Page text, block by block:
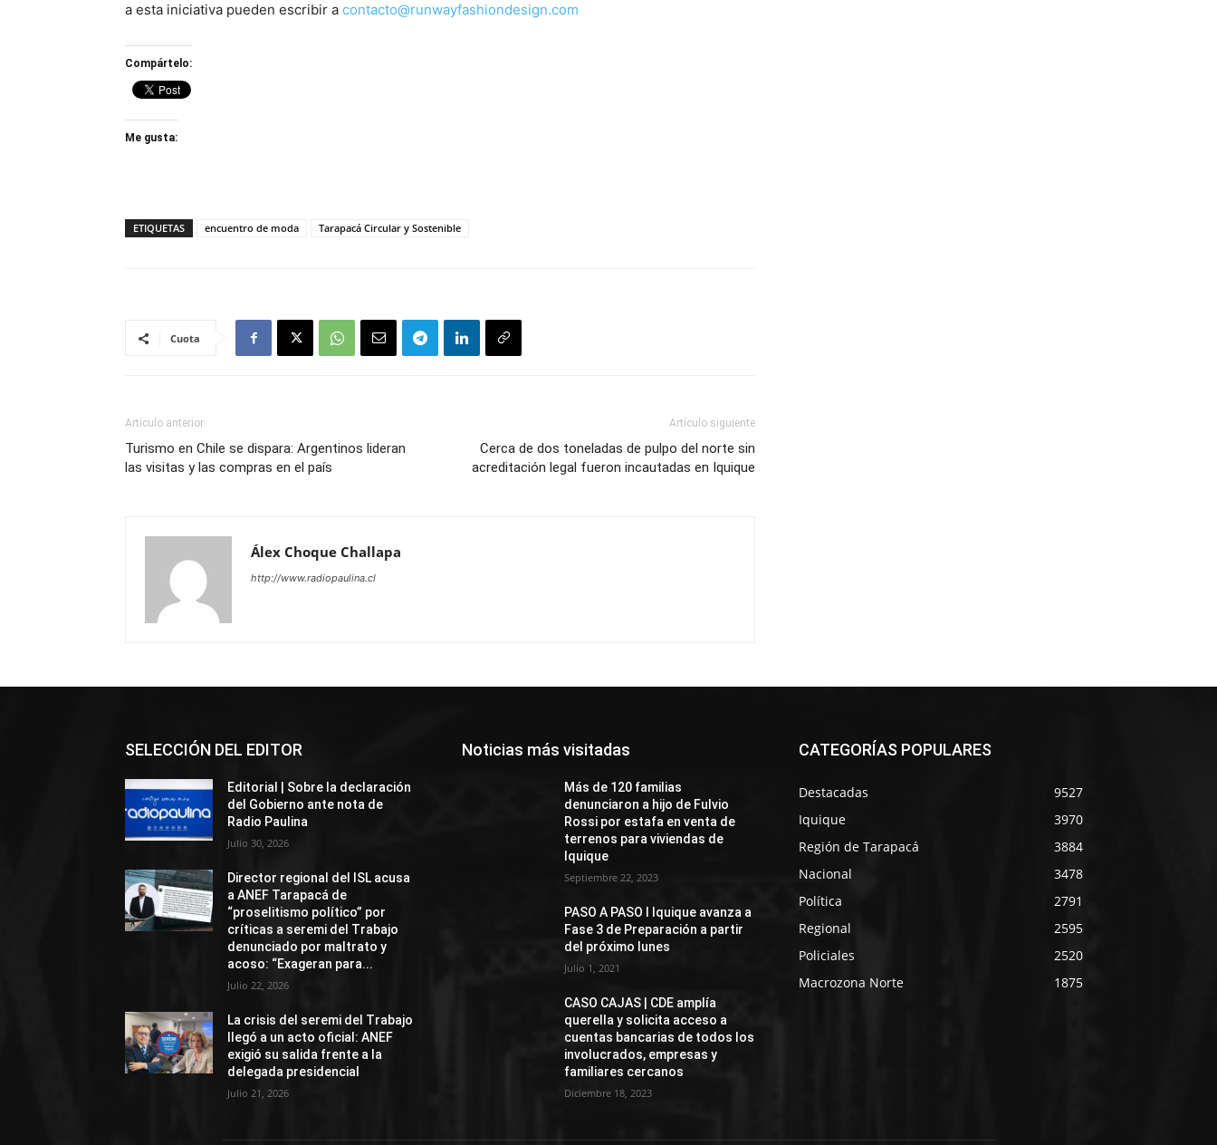
a esta iniciativa pueden escribir a contacto@runwayfashiondesign.com
Compártelo:
Me gusta:
ETIQUETAS encuentro de moda Tarapacá Circular y Sostenible
Cuota
Artículo anterior
Turismo en Chile se dispara: Argentinos lideran
las visitas y las compras en el país
Artículo siguiente
Cerca de dos toneladas de pulpo del norte sin
acreditación legal fueron incautadas en Iquique
Álex Choque Challapa
http://www.radiopaulina.cl
SELECCIÓN DEL EDITOR
Editorial | Sobre la declaración
del Gobierno ante nota de
Radio Paulina
Julio 30, 2026
Director regional del ISL acusa
a ANEF Tarapacá de
“proselitismo político” por
críticas a seremi del Trabajo
denunciado por maltrato y
acoso: “Exageran para...
Julio 22, 2026
La crisis del seremi del Trabajo
llegó a un acto oficial: ANEF
exigió su salida frente a la
delegada presidencial
Julio 21, 2026
Noticias más visitadas
Más de 120 familias
denunciaron a hijo de Fulvio
Rossi por estafa en venta de
terrenos para viviendas de
Iquique
Septiembre 22, 2023
PASO A PASO I Iquique avanza a
Fase 3 de Preparación a partir
del próximo lunes
Julio 1, 2021
CASO CAJAS | CDE amplía
querella y solicita acceso a
cuentas bancarias de todos los
involucrados, empresas y
familiares cercanos
Diciembre 18, 2023
CATEGORÍAS POPULARES
Destacadas
9527
Iquique
3970
Región de Tarapacá
3884
Nacional
3478
Política
2791
Regional
2595
Policiales
2520
Macrozona Norte
1875